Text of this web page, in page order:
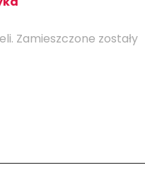
Zamieszczone zostały